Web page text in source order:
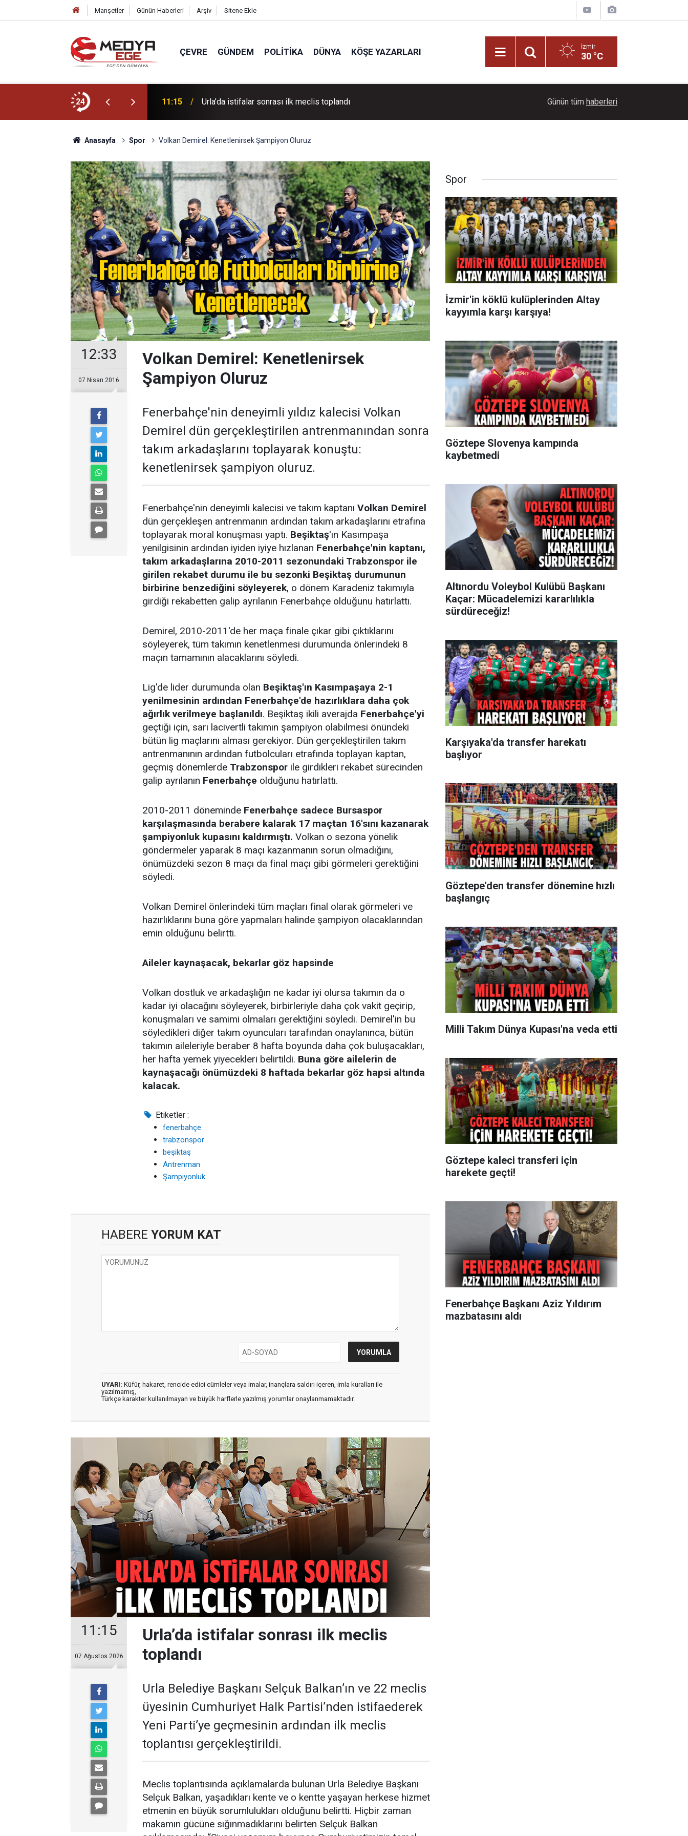
Manşetler Günün Haberleri Arşiv Sitene Ekle
ÇEVRE GÜNDEM POLITIKA DÜNYA KÖŞE YAZARLARI İzmir
30 °C
24 11:15 Urla’da istifalar sonrası ilk meclis toplandı Sokak Senin Olimpiyatları’nda final heyecanı
Günün tüm haberleri
Anasayfa Spor Volkan Demirel: Kenetlenirsek Şampiyon Oluruz
12:33
07 Nisan 2016
Volkan Demirel: Kenetlenirsek
Şampiyon Oluruz
Fenerbahçe'nin deneyimli yıldız kalecisi Volkan
Demirel dün gerçekleştirilen antrenmanından sonra
takım arkadaşlarını toplayarak konuştu:
kenetlenirsek şampiyon oluruz.
Fenerbahçe'nin deneyimli kalecisi ve takım kaptanı Volkan Demirel
dün gerçekleşen antrenmanın ardından takım arkadaşlarını etrafına
toplayarak moral konuşması yaptı. Beşiktaş'ın Kasımpaşa
yenilgisinin ardından iyiden iyiye hızlanan Fenerbahçe'nin kaptanı,
takım arkadaşlarına 2010-2011 sezonundaki Trabzonspor ile
girilen rekabet durumu ile bu sezonki Beşiktaş durumunun
birbirine benzediğini söyleyerek, o dönem Karadeniz takımıyla
girdiği rekabetten galip ayrılanın Fenerbahçe olduğunu hatırlattı.
Demirel, 2010-2011'de her maça finale çıkar gibi çıktıklarını
söyleyerek, tüm takımın kenetlenmesi durumunda önlerindeki 8
maçın tamamının alacaklarını söyledi.
Lig'de lider durumunda olan Beşiktaş'ın Kasımpaşaya 2-1
yenilmesinin ardından Fenerbahçe'de hazırlıklara daha çok
ağırlık verilmeye başlanıldı. Beşiktaş ikili averajda Fenerbahçe'yi
geçtiği için, sarı lacivertli takımın şampiyon olabilmesi önündeki
bütün lig maçlarını alması gerekiyor. Dün gerçekleştirilen takım
antrenmanının ardından futbolcuları etrafında toplayan kaptan,
geçmiş dönemlerde Trabzonspor ile girdikleri rekabet sürecinden
galip ayrılanın Fenerbahçe olduğunu hatırlattı.
2010-2011 döneminde Fenerbahçe sadece Bursaspor
karşılaşmasında berabere kalarak 17 maçtan 16'sını kazanarak
şampiyonluk kupasını kaldırmıştı. Volkan o sezona yönelik
göndermeler yaparak 8 maçı kazanmanın sorun olmadığını,
önümüzdeki sezon 8 maçı da final maçı gibi görmeleri gerektiğini
söyledi.
Volkan Demirel önlerindeki tüm maçları final olarak görmeleri ve
hazırlıklarını buna göre yapmaları halinde şampiyon olacaklarından
emin olduğunu belirtti.
Aileler kaynaşacak, bekarlar göz hapsinde
Volkan dostluk ve arkadaşlığın ne kadar iyi olursa takımın da o
kadar iyi olacağını söyleyerek, birbirleriyle daha çok vakit geçirip,
konuşmaları ve samimi olmaları gerektiğini söyledi. Demirel'in bu
söyledikleri diğer takım oyuncuları tarafından onaylanınca, bütün
takımın aileleriyle beraber 8 hafta boyunda daha çok buluşacakları,
her hafta yemek yiyecekleri belirtildi. Buna göre ailelerin de
kaynaşacağı önümüzdeki 8 haftada bekarlar göz hapsi altında
kalacak.
Etiketler :
fenerbahçe
trabzonspor
beşiktaş
Antrenman
Şampiyonluk
HABERE YORUM KAT
UYARI: Küfür, hakaret, rencide edici cümleler veya imalar, inançlara saldırı içeren, imla kuralları ile
yazılmamış,
Türkçe karakter kullanılmayan ve büyük harflerle yazılmış yorumlar onaylanmamaktadır.
11:15
07 Ağustos 2026
Urla’da istifalar sonrası ilk meclis
toplandı
Urla Belediye Başkanı Selçuk Balkan’ın ve 22 meclis
üyesinin Cumhuriyet Halk Partisi’nden istifaederek
Yeni Parti’ye geçmesinin ardından ilk meclis
toplantısı gerçekleştirildi.
Meclis toplantısında açıklamalarda bulunan Urla Belediye Başkanı
Selçuk Balkan, yaşadıkları kente ve o kentte yaşayan herkese hizmet
etmenin en büyük sorumlulukları olduğunu belirtti. Hiçbir zaman
makamın gücüne sığınmadıklarını belirten Selçuk Balkan
Spor
İzmir'in köklü kulüplerinden Altay
kayyımla karşı karşıya!
Göztepe Slovenya kampında
kaybetmedi
Altınordu Voleybol Kulübü Başkanı
Kaçar: Mücadelemizi kararlılıkla
sürdüreceğiz!
Karşıyaka'da transfer harekatı
başlıyor
Göztepe'den transfer dönemine hızlı
başlangıç
Milli Takım Dünya Kupası'na veda etti
Göztepe kaleci transferi için
harekete geçti!
Fenerbahçe Başkanı Aziz Yıldırım
mazbatasını aldı